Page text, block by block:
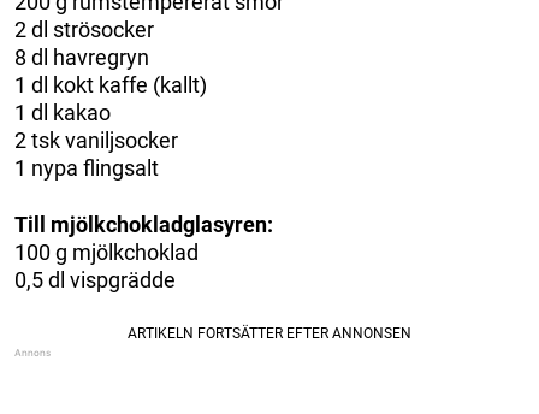
2 dl strösocker
8 dl havregryn
1 dl kokt kaffe (kallt)
1 dl kakao
2 tsk vaniljsocker
1 nypa flingsalt
Till mjölkchokladglasyren:
100 g mjölkchoklad
0,5 dl vispgrädde